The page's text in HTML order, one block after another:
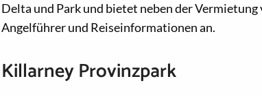
Delta und Park und bietet neben der
Angelführer und Reiseinformationen an.
Killarney Provinzpark